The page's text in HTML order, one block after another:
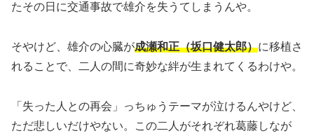
たその日に交通事故で雄介を失うてしまうんや。
そやけど、雄介の心臓が成瀬和正（坂口健太郎）に移植さ
れることで、二人の間に奇妙な絆が生まれてくるわけや。
「失った人との再会」っちゅうテーマが泣けるんやけど、
ただ悲しいだけやない。この二人がそれぞれ葛藤しなが